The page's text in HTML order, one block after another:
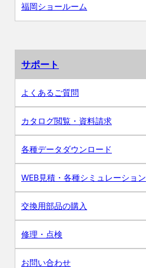
福岡ショールーム
サポート
よくあるご質問
カタログ閲覧・資料請求
各種データダウンロード
WEB見積・各種シミュレーション
交換用部品の購入
修理・点検
お問い合わせ